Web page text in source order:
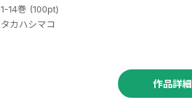
1-14巻 (100pt)
タカハシマコ
作品詳細